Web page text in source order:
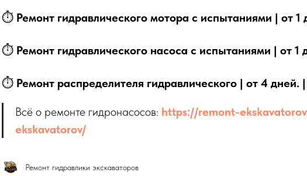
⏱️ Ремонт гидравлического мотора с испытаниями | от 1
⏱️ Ремонт гидравлического насоса с испытаниями | от 1
⏱️ Ремонт распределителя гидравлического | от 4 дней.
Всё о ремонте гидронасосов: https://remont-
ekskavatorov/
Ремонт гидравлики экскаваторов